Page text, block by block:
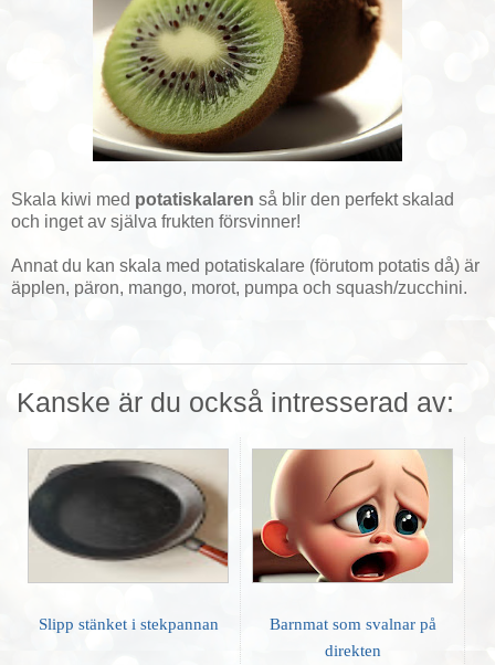
Skala kiwi med potatiskalaren så blir den perfekt skalad
och inget av själva frukten försvinner!
Annat du kan skala med potatiskalare (förutom potatis då) är
äpplen, päron, mango, morot, pumpa och squash/zucchini.
Kanske är du också intresserad av:
Slipp stänket i stekpannan
Barnmat som svalnar på
direkten